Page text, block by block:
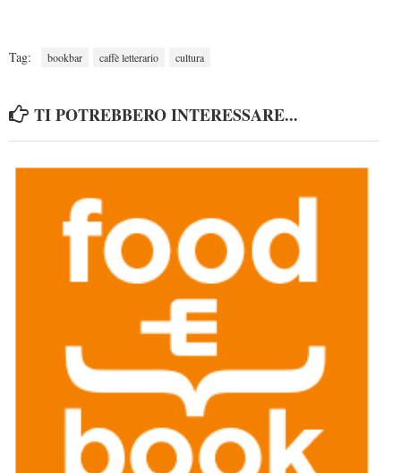
Tag: bookbar caffè letterario cultura
TI POTREBBERO INTERESSARE...